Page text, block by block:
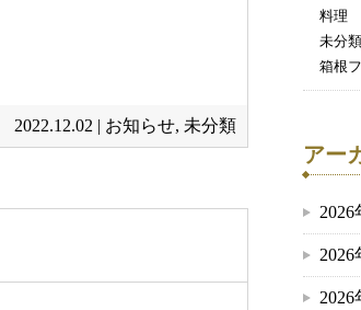
2022.12.02 | お知らせ, 未分類
料理
未分類
箱根
アー
2026
2026
2026